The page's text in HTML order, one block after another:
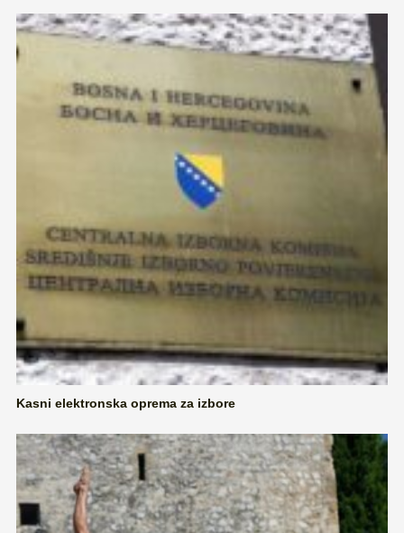
Kasni elektronska oprema za izbore